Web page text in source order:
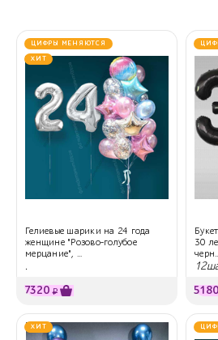
ЦИФРЫ МЕНЯЮТСЯ
ХИТ
Гелиевые шарики на 24 года
женщине "Розово-голубое
мерцание", ...
.
7320 ₽
30
черн...
5180
ХИТ